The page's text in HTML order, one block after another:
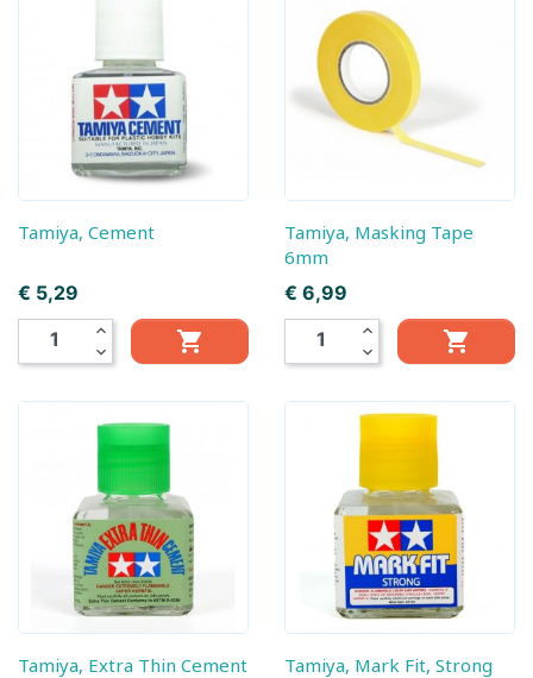
Tamiya, Cement
Prijs
€ 5,29
expand_less
expand_more

Tamiya, Masking Tape
6mm
Prijs
€ 6,99
expand_less
expand_more

Tamiya, Extra Thin Cement
Tamiya, Mark Fit, Strong